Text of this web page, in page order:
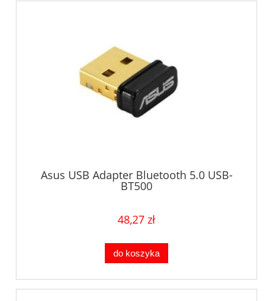
Asus USB Adapter Bluetooth 5.0 USB-
BT500
48,27 zł
do koszyka